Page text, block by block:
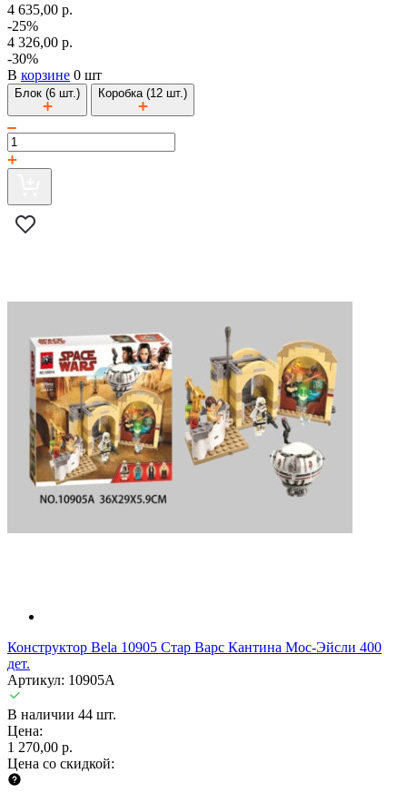
4 635,00 р.
-25%
4 326,00 р.
-30%
В корзине 0 шт
Блок (6 шт.) Коробка (12 шт.)
Конструктор Bela 10905 Стар Варс Кантина Мос-Эйсли 400
дет.
Артикул: 10905A
В наличии 44 шт.
Цена:
1 270,00 р.
Цена со скидкой: